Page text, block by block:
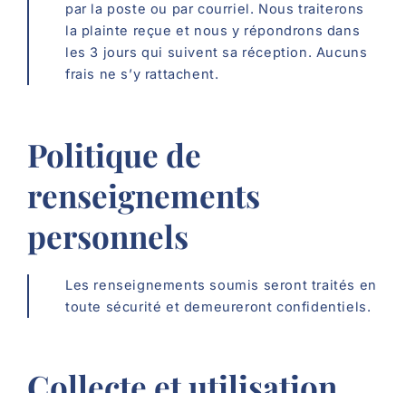
par la poste ou par courriel. Nous traiterons
la plainte reçue et nous y répondrons dans
les 3 jours qui suivent sa réception. Aucuns
frais ne s’y rattachent.
Politique de
renseignements
personnels
Les renseignements soumis seront traités en
toute sécurité et demeureront confidentiels.